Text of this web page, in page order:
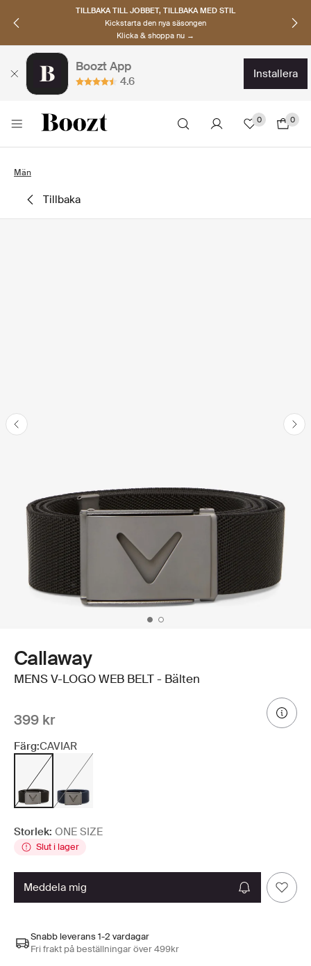
TILLBAKA TILL JOBBET, TILLBAKA MED STIL
Kickstarta den nya säsongen
Klicka & shoppa nu →
Boozt App
4.6
installera
0 0
Män
tillbaka
Callaway
MENS V-LOGO WEB BELT - Bälten
399 kr
Färg:CAVIAR
Storlek: ONE SIZE
Slut i lager
meddela mig
Snabb leverans 1-2 vardagar
Fri frakt på beställningar över 499kr